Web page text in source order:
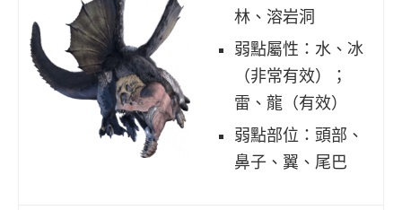
林、溶岩洞
弱點屬性：水、冰
（非常有效）；
雷、龍（有效）
弱點部位：頭部、
鼻子、翼、尾巴